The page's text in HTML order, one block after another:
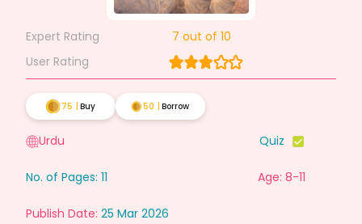
Expert Rating 7 out of 10
User Rating
75 Buy 50 Borrow
Urdu Quiz
No. of Pages: 11 Age: 8-11
Publish Date: 25 Mar 2026